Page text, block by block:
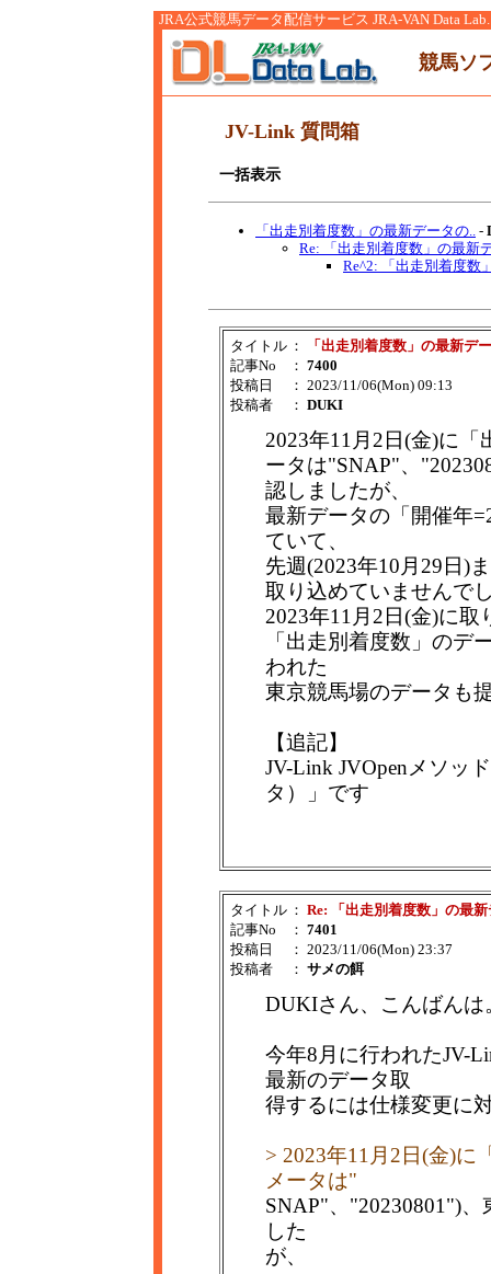
JRA公式競馬データ配信サービス JRA-VAN Data Lab.
競馬ソ
JV-Link 質問箱
一括表示
「出走別着度数」の最新データの.. -
Re: 「出走別着度数」の最新
Re^2: 「出走別着度数
タイトル ：
「出走別着度数」の最新デ
記事No
： 7400
投稿日
： 2023/11/06(Mon) 09:13
投稿者
： DUKI
2023年11月2日(金)に
ータは"SNAP"、
認しましたが、
最新データの「開催年
ていて、
先週(2023年10月29日)
取り込めていませんで
2023年11月2日(金)に
「出走別着度数」のデ
われた
東京競馬場のデータも
【追記】
JV-Link JVOpenメソッ
タ）」です
タイトル ： Re: 「出走別着度数」の最
記事No
： 7401
投稿日
： 2023/11/06(Mon) 23:37
投稿者
： サメの餌
DUKIさん、こんばんは
今年8月に行われたJV-
最新のデータ取
得するには仕様変更に
> 2023年11月2日(金)に
メータは"
SNAP"、"20230801")
した
が、